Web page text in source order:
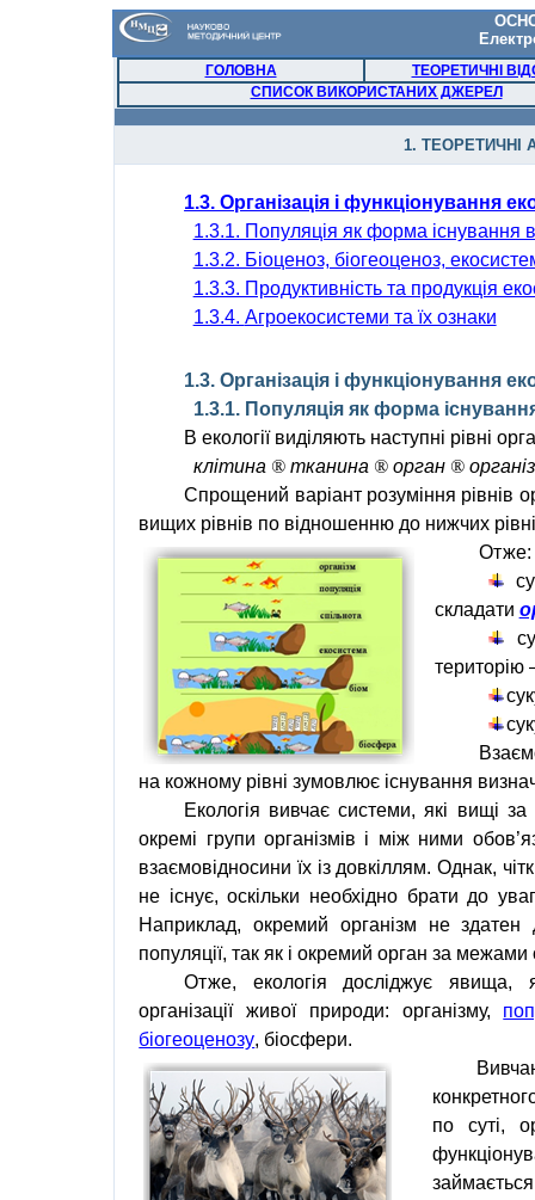
ГОЛОВНА
ТЕОРЕТИЧНІ
СПИСОК ВИКОРИСТАНИХ ДЖЕРЕЛ
1. ТЕОРЕТИЧНІ
1.3. Організація і функціонування
1.3.1. Популяція як форма існування
1.3.2. Біоценоз, біогеоценоз,
1.3.3. Продуктивність та продукція
1.3.4. Агроекосистеми та їх ознаки
1.3. Організація і функціонування
1.3.1. Популяція як форма
В екології виділяють наступні рівні
клітина ®тканина ®орган ®
Спрощений варіант розуміння рівнів
вищих рівнів по відношенню до нижчих
Отже:
складати
територію
на кожному рівні зумовлює існування
Екологія вивчає системи, які вищі за
окремі групи організмів і між ними
взаємовідносини їх із довкіллям. Однак,
не існує, оскільки необхідно брати до
Наприклад, окремий організм не здатен
популяції, так як і окремий орган за межами
Отже, екологія досліджує
явища,
організації живої природи: організму,
біогеоценозу, біосфери.
по суті,